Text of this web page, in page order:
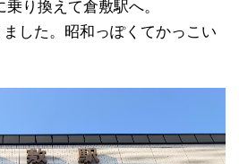
り換えて倉敷駅へ。
した。昭和っぽくてかっこい